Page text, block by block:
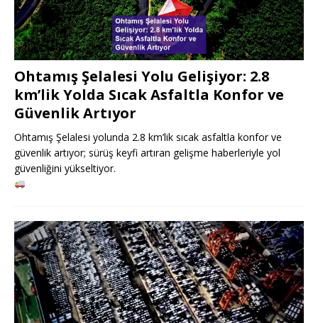
Ohtamış Şelalesi Yolu Gelişiyor: 2.8
km’lik Yolda Sıcak Asfaltla Konfor ve
Güvenlik Artıyor
Ohtamış Şelalesi yolunda 2.8 km’lik sıcak asfaltla konfor ve
güvenlik artıyor; sürüş keyfi artıran gelişme haberleriyle yol
güvenliğini yükseltiyor.